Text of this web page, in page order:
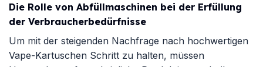
Die Rolle von Abfüllmaschinen bei der Erfüllung
der Verbraucherbedürfnisse
Um mit der steigenden Nachfrage nach hochwertigen
Vape-Kartuschen Schritt zu halten, müssen